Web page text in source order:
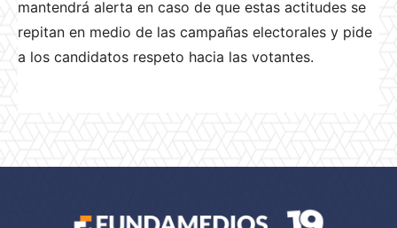
mantendrá alerta en caso de que estas actitudes se
repitan en medio de las campañas electorales y pide
a los candidatos respeto hacia las votantes.